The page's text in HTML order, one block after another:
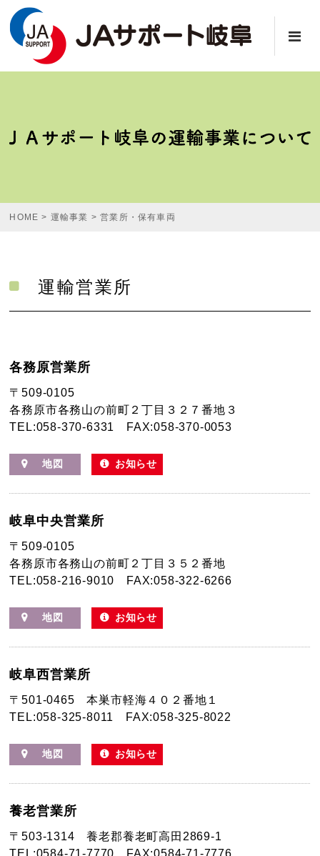
HOME > 運輸事業 >営業所・保有車両
運輸営業所
各務原営業所
〒509-0105
各務原市各務山の前町２丁目３２７番地３
TEL:058-370-6331
FAX:058-370-0053
地図 お知らせ
岐阜中央営業所
〒509-0105
各務原市各務山の前町２丁目３５２番地
TEL:058-216-9010
FAX:058-322-6266
地図 お知らせ
岐阜西営業所
〒501-0465
本巣市軽海４０２番地１
TEL:058-325-8011
FAX:058-325-8022
地図 お知らせ
養老営業所
〒503-1314
養老郡養老町高田2869-1
TEL:0584-71-7770
FAX:0584-71-7776